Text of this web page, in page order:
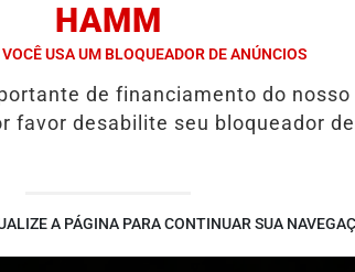
E TORNA RÉU HOMEM ACUSADO DE MATAR
HAMM
VOCÊ USA UM BLOQUEADOR DE ANÚNCIOS
de financiamento do nosso
favor desabilite seu bloqueador
A PÁGINA PARA CONTINUAR SUA